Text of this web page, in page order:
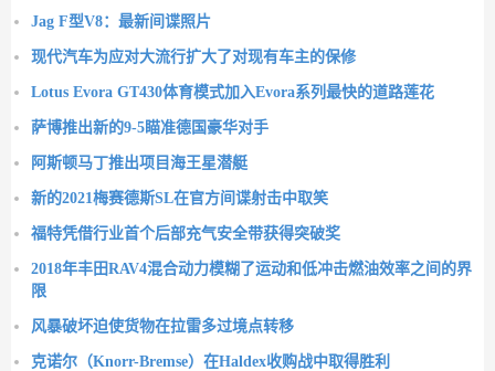
Jag F型V8：最新间谍照片
现代汽车为应对大流行扩大了对现有车主的保修
Lotus Evora GT430体育模式加入Evora系列最快的道路莲花
萨博推出新的9-5瞄准德国豪华对手
阿斯顿马丁推出项目海王星潜艇
新的2021梅赛德斯SL在官方间谍射击中取笑
福特凭借行业首个后部充气安全带获得突破奖
2018年丰田RAV4混合动力模糊了运动和低冲击燃油效率之间的界
限
风暴破坏迫使货物在拉雷多过境点转移
克诺尔（Knorr-Bremse）在Haldex收购战中取得胜利